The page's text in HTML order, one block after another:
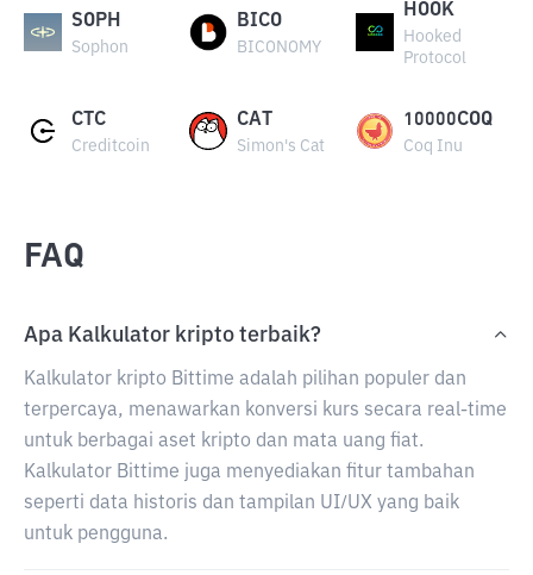
SOPH
Sophon
BICO
BICONOMY
HOOK
Hooked
Protocol
CTC
Creditcoin
CAT
Simon's Cat
10000COQ
Coq Inu
FAQ
Apa Kalkulator kripto terbaik?
Kalkulator kripto Bittime adalah pilihan populer dan
terpercaya, menawarkan konversi kurs secara real-time
untuk berbagai aset kripto dan mata uang fiat.
Kalkulator Bittime juga menyediakan fitur tambahan
seperti data historis dan tampilan UI/UX yang baik
untuk pengguna.